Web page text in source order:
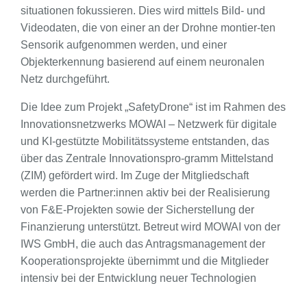
situationen fokussieren. Dies wird mittels Bild- und
Videodaten, die von einer an der Drohne montier-ten
Sensorik aufgenommen werden, und einer
Objekterkennung basierend auf einem neuronalen
Netz durchgeführt.
Die Idee zum Projekt „SafetyDrone“ ist im Rahmen des
Innovationsnetzwerks MOWAI – Netzwerk für digitale
und KI-gestützte Mobilitätssysteme entstanden, das
über das Zentrale Innovationspro-gramm Mittelstand
(ZIM) gefördert wird. Im Zuge der Mitgliedschaft
werden die Partner:innen aktiv bei der Realisierung
von F&E-Projekten sowie der Sicherstellung der
Finanzierung unterstützt. Betreut wird MOWAI von der
IWS GmbH, die auch das Antragsmanagement der
Kooperationsprojekte übernimmt und die Mitglieder
intensiv bei der Entwicklung neuer Technologien